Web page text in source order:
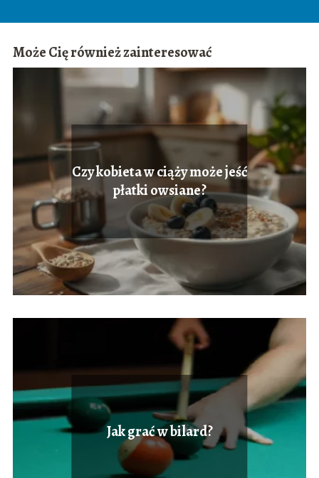
Może Cię również zainteresować
Czy kobieta w ciąży może jeść
płatki owsiane?
Jak grać w bilard?